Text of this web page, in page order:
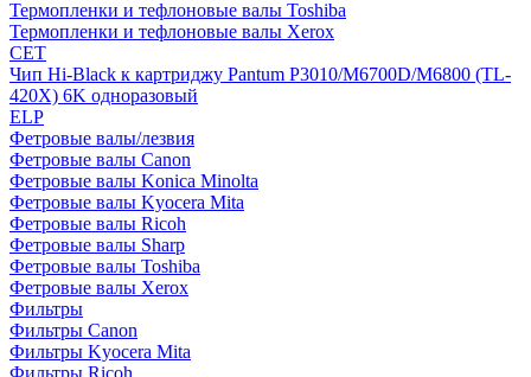
Термопленки и тефлоновые валы Toshiba
Термопленки и тефлоновые валы Xerox
CET
Чип Hi-Black к картриджу Pantum P3010/M6700D/M6800 (TL-
420X) 6K одноразовый
ELP
Фетровые валы/лезвия
Фетровые валы Canon
Фетровые валы Konica Minolta
Фетровые валы Kyocera Mita
Фетровые валы Ricoh
Фетровые валы Sharp
Фетровые валы Toshiba
Фетровые валы Xerox
Фильтры
Фильтры Canon
Фильтры Kyocera Mita
Фильтры Ricoh